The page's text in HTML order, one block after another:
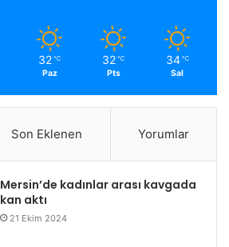
32 ℃
Paz
32 ℃
Pts
34 ℃
Sal
Son Eklenen Yorumlar
Mersin’de kadınlar arası kavgada
kan aktı
21 Ekim 2024